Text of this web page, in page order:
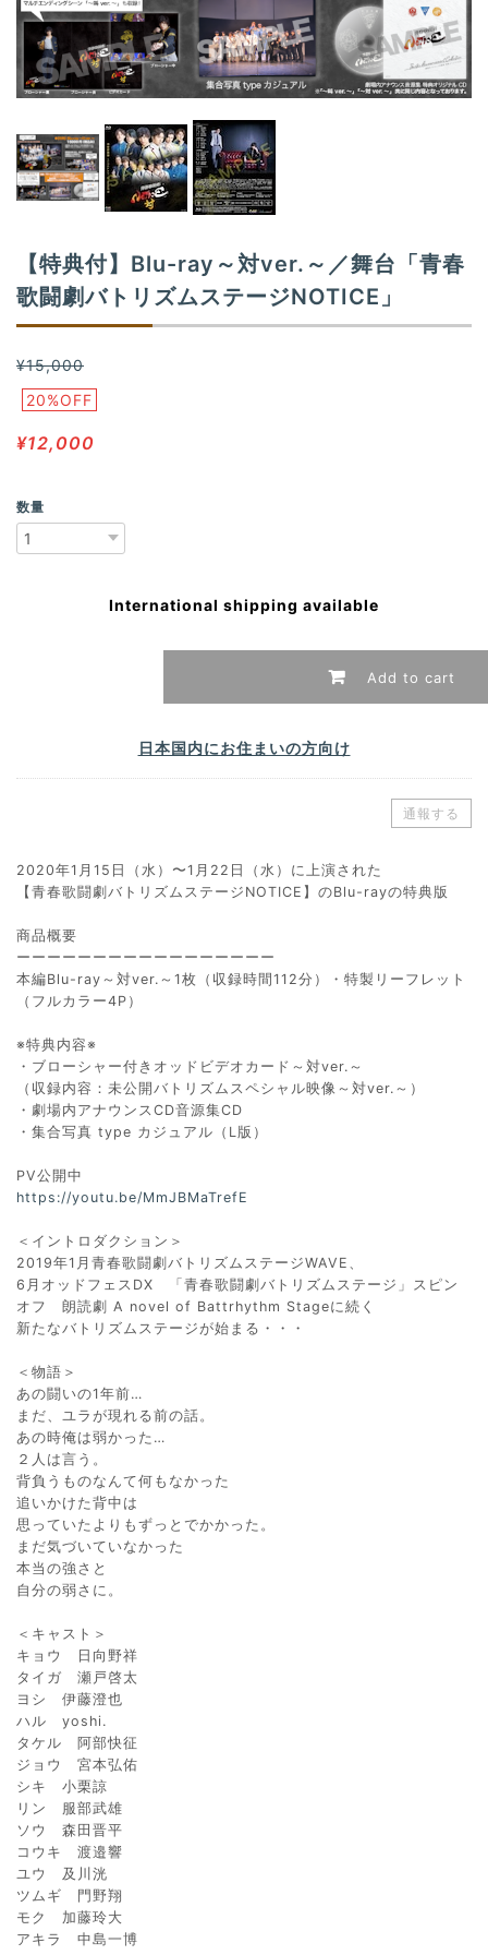
n
【特典付】Blu-ray～対ver.～／舞台「青春
歌闘劇バトリズムステージNOTICE」
¥15,000
20%OFF
¥12,000
数量
International shipping available
Add to cart
日本国内にお住まいの方向け
通報する
2020年1月15日（水）〜1月22日（水）に上演された
【青春歌闘劇バトリズムステージNOTICE】のBlu-rayの特典版
商品概要
ーーーーーーーーーーーーーーーーー
本編Blu-ray～対ver.～1枚（収録時間112分）・特製リーフレット
（フルカラー4P）
※特典内容※
・ブローシャー付きオッドビデオカード～対ver.～
（収録内容：未公開バトリズムスペシャル映像～対ver.～）
・劇場内アナウンスCD音源集CD
・集合写真 type カジュアル（L版）
PV公開中
https://youtu.be/MmJBMaTrefE
＜イントロダクション＞
2019年1月青春歌闘劇バトリズムステージWAVE、
6月オッドフェスDX 「青春歌闘劇バトリズムステージ」スピン
オフ 朗読劇 A novel of Battrhythm Stageに続く
新たなバトリズムステージが始まる・・・
＜物語＞
あの闘いの1年前…
まだ、ユラが現れる前の話。
あの時俺は弱かった…
２人は言う。
背負うものなんて何もなかった
追いかけた背中は
思っていたよりもずっとでかかった。
まだ気づいていなかった
本当の強さと
自分の弱さに。
＜キャスト＞
キョウ 日向野祥
タイガ 瀬戸啓太
ヨシ 伊藤澄也
ハル yoshi.
タケル 阿部快征
ジョウ 宮本弘佑
シキ 小栗諒
リン 服部武雄
ソウ 森田晋平
コウキ 渡邉響
ユウ 及川洸
ツムギ 門野翔
モク 加藤玲大
アキラ 中島一博